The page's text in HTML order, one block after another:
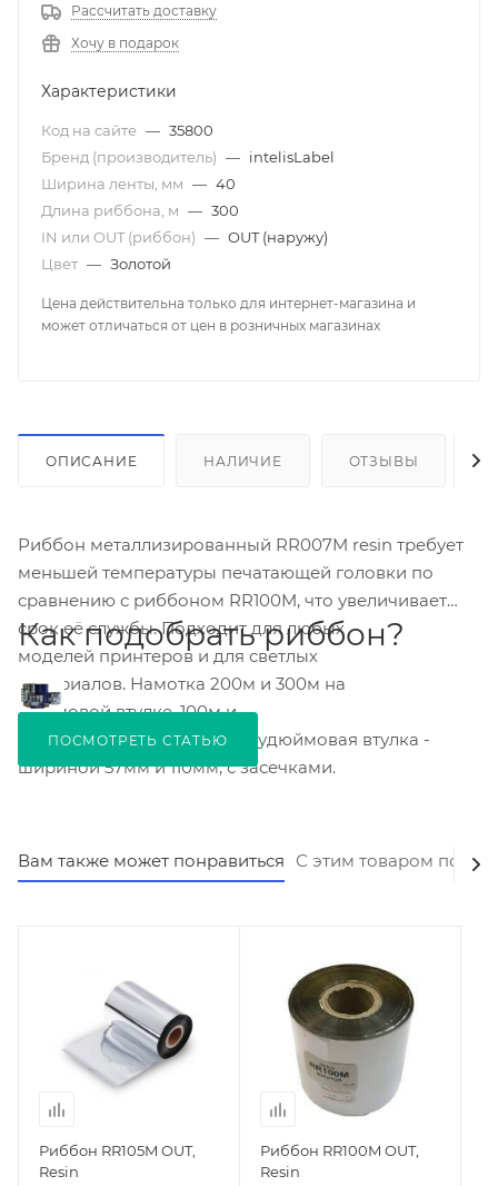
Рассчитать доставку
Хочу в подарок
Характеристики
Код на сайте — 35800
Бренд (производитель) — intelisLabel
Ширина ленты, мм — 40
Длина риббона, м — 300
IN или OUT (риббон) — OUT (наружу)
Цвет — Золотой
Цена действительна только для интернет-магазина и
может отличаться от цен в розничных магазинах
ОПИСАНИЕ НАЛИЧИЕ ОТЗЫВЫ
Риббон металлизированный RR007M resin требует
меньшей температуры печатающей головки по
сравнению с риббоном RR100M, что увеличивает
срок её службы. Подходит для любых
моделей принтеров и для светлых
материалов. Намотка 200м и 300м на
дюймовой втулке, 100м и
74м на полудюймовой. Полудюймовая втулка -
шириной 57мм и 110мм, с засечками.
Как подобрать риббон?
ПОСМОТРЕТЬ СТАТЬЮ
Вам также может понравиться С этим товаром
Риббон RR105M OUT,
Resin
Риббон RR100M OUT,
Resin